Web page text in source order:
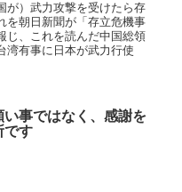
が）武力攻撃を受けたら存
を朝日新聞が「存立危機事
じ、これを読んだ中国総領
湾有事に日本が武力行使
い事ではなく、感謝を
です